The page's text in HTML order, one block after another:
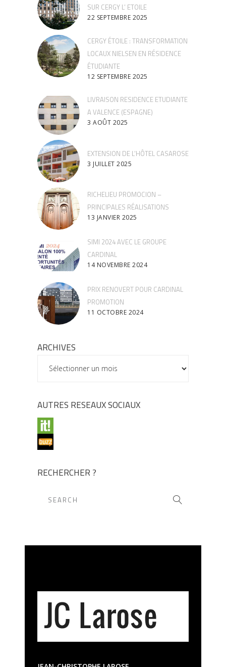
SUR CERGY L’ ETOILE
22 SEPTEMBRE 2025
CERGY ÉTOILE : TRANSFORMATION
LOCAUX NIELSEN EN RÉSIDENCE
ÉTUDIANTE
12 SEPTEMBRE 2025
LIVRAISON RESIDENCE ETUDIANTE
A VALENCE (ESPAGNE)
3 AOÛT 2025
EXTENSION DE L’HÔTEL CASAROSE
3 JUILLET 2025
RICHELIEU PROMOCION –
PRINCIPALES RÉALISATIONS
13 JANVIER 2025
SIMI 2024 AVEC LE GROUPE
CARDINAL
14 NOVEMBRE 2024
PRIX RENOVERT POUR CARDINAL
PROMOTION
11 OCTOBRE 2024
ARCHIVES
ARCHIVES
AUTRES RESEAUX SOCIAUX
RECHERCHER ?